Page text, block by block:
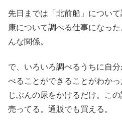
先日までは「北前船」につい
康について調べる仕事になっ
んな関係。
で、いろいろ調べるうちに自
べることができることがわか
じぶんの尿をかけるだけ。こ
売ってる。通販でも買える。